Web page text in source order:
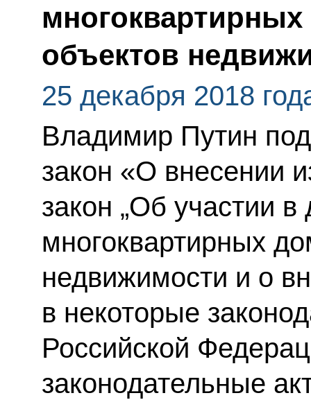
объектов
25 декабря 2018
Владимир Путин
закон «О внесении
закон „Об участии
многоквартирных
недвижимости и о
в некоторые
Российской
законодательные